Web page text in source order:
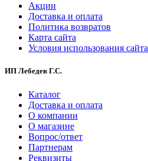
Акции
Доставка и оплата
Политика возвратов
Карта сайта
Условия использования сайта
ИП Лебедев Г.С.
Каталог
Доставка и оплата
О компании
О магазине
Вопрос/ответ
Партнерам
Реквизиты